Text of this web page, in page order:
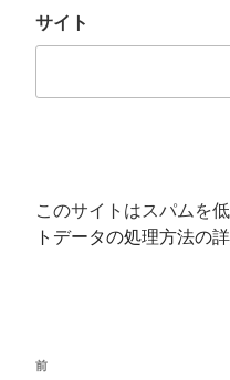
サイト
このサイトはスパムを
トデータの処理方法の
投
前
前